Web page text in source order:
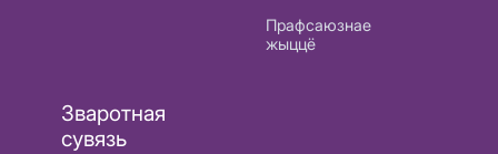
Прафсаюзнае
жыццё
Зваротная
сувязь